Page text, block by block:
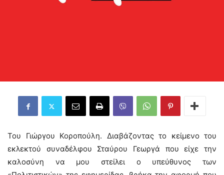
Του Γιώργου Κοροπούλη. Διαβάζοντας το κείμενο του
εκλεκτού συναδέλφου Σταύρου Γεωργά που είχε την
καλοσύνη να μου στείλει ο υπεύθυνος των